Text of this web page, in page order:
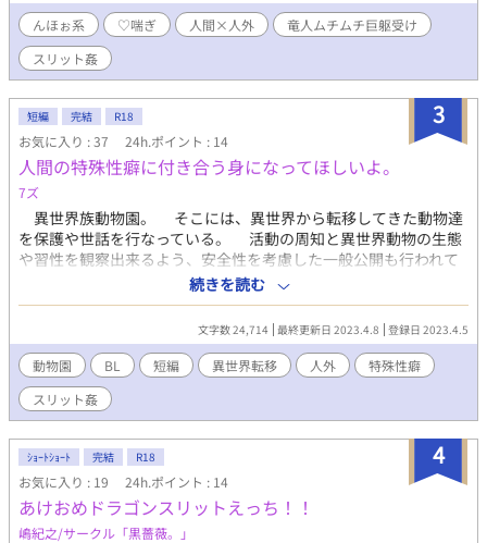
コミッションにて執筆させていただいた作品で、登場人物や世界
観の設定はご依頼主様に帰属いたします。ありがとうございまし
た！ ・web拍手 http://bit.ly/38kXFb0 ・X垢
https://twitter.com/show1write
んほぉ系 ♡喘ぎ 人間×人外
竜人ムチムチ巨躯受け
スリット姦
3
短編 完結 R18
お気に入り : 37 24h.ポイント : 14
人間の特殊性癖に付き合う身になってほしいよ。
7ズ
異世界族動物園。 そこには、異世界から転移してきた動物達
を保護や世話を行なっている。 活動の周知と異世界動物の生態
や習性を観察出来るよう、安全性を考慮した一般公開も行われて
いる。 しかし、“動物”と言う括りを決めるのは人間である。異
世界では、見た目も人とはかけ離れており、地球上の動物に姿が
寄っているだけで、人と同等の知能を有する異世界種が存在して
いる。言葉が通じないばっかりに、その事実に地球人はまだ気付
いていない。 庇護下の檻の中、二体の異世界種は常時習性を晒
され続ける。 食事も排泄も、そして交尾さえ……人間はニコニ
コしながら、見つめ続けている。 二体の心情も知らずに。
続きを読む
文字数 24,714 最終更新日 2023.4.8 登録日 2023.4.5
動物園 BL 短編 異世界転移 人外
特殊性癖
スリット姦
4
ｼｮｰﾄｼｮｰﾄ 完結 R18
お気に入り : 19 24h.ポイント : 14
あけおめドラゴンスリットえっち！！
嶋紀之/サークル「黒薔薇。」